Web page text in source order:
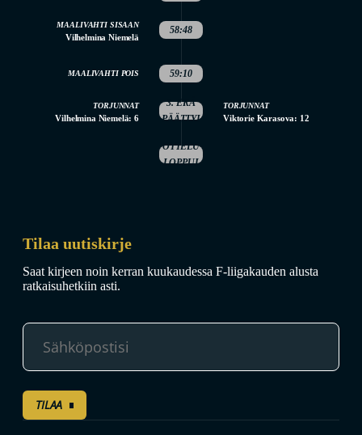
MAALIVAHTI SISAAN
Vilhelmina Niemelä
58:48
MAALIVAHTI POIS 59:10
TORJUNNAT
Vilhelmina Niemelä: 6
3. ERÄ
PÄÄTTYI
TORJUNNAT
Viktorie Karasova: 12
OTTELU
LOPPUI
Tilaa uutiskirje
Saat kirjeen noin kerran kuukaudessa F-liigakauden alusta
ratkaisuhetkiin asti.
TILAA